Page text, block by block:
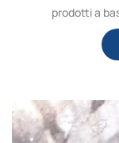
prodotti a